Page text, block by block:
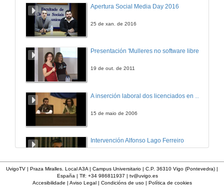
Apertura Social Media Day 2016
25 de xan. de 2016
Presentación 'Mulleres no software libre'
19 de out. de 2011
15 de maio de 2006
Intervención Alfonso Lago Ferreiro
UvigoTV | Praza Miralles. Local A3A | Campus Universitario | C.P. 36310 Vigo (Pontevedra) |
España | Tlf: +34 986811937 | tv@uvigo.es
Accesibilidade | Aviso Legal| Condicións de uso| Política de cookies